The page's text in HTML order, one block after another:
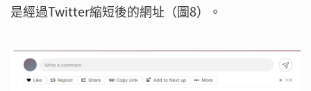
是經過Twitter縮短後的網址（圖8）。